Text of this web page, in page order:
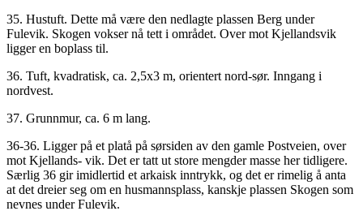
35. Hustuft. Dette må være den nedlagte plassen Berg under
Fulevik. Skogen vokser nå tett i området. Over mot Kjellandsvik
ligger en boplass til.
36. Tuft, kvadratisk, ca. 2,5x3 m, orientert nord-sør. Inngang i
nordvest.
37. Grunnmur, ca. 6 m lang.
36-36. Ligger på et platå på sørsiden av den gamle Postveien, over
mot Kjellands- vik. Det er tatt ut store mengder masse her tidligere.
Særlig 36 gir imidlertid et arkaisk inntrykk, og det er rimelig å anta
at det dreier seg om en husmannsplass, kanskje plassen Skogen som
nevnes under Fulevik.